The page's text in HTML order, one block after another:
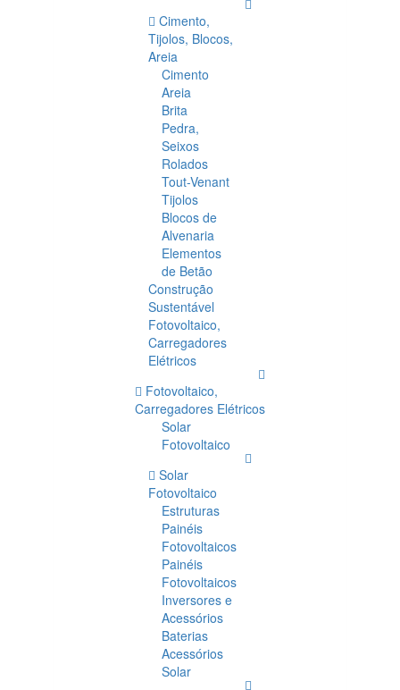
Cimento,
Tijolos, Blocos,
Areia
Cimento
Areia
Brita
Pedra,
Seixos
Rolados
Tout-Venant
Tijolos
Blocos de
Alvenaria
Elementos
de Betão
Construção
Sustentável
Fotovoltaico,
Carregadores
Elétricos
Fotovoltaico,
Carregadores Elétricos
Solar
Fotovoltaico
Solar
Fotovoltaico
Estruturas
Painéis
Fotovoltaicos
Painéis
Fotovoltaicos
Inversores e
Acessórios
Baterias
Acessórios
Solar